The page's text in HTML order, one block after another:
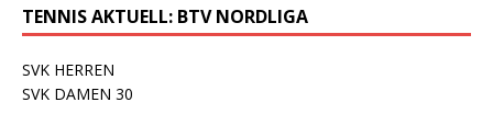
TENNIS AKTUELL: BTV NORDLIGA
SVK HERREN
SVK DAMEN 30